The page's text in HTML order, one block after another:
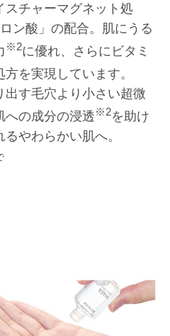
スチャーマグネット処
ン酸」の配合。肌にうる
※2に優れ、さらにビタミ
を実現しています。
出す毛穴より小さい超微
への成分の浸透※2を助け
やわらかい肌へ。